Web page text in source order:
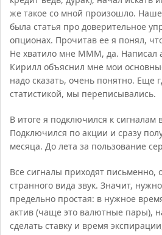
же такое со мной произошло.
была статья про доверительное
опционах. Прочитав ее я понял,
Не хватило мне МММ, да. Написал
Кирилл объяснил мне мои
надо сказать, очень понятно. Еще
статистикой, мы переписывались.
В итоге я подключился к сигналам
Подключился по акции и сразу
месяца. До лета за пользование
Все сигналы приходят
странного вида звук. Значит,
предельно простая: в нужное
актив (чаще это валютные пары),
сделать ставку и время